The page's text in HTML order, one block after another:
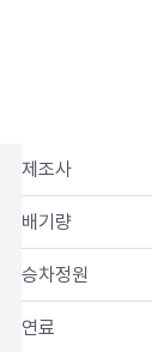
제조사
배기량
승차정원
연료